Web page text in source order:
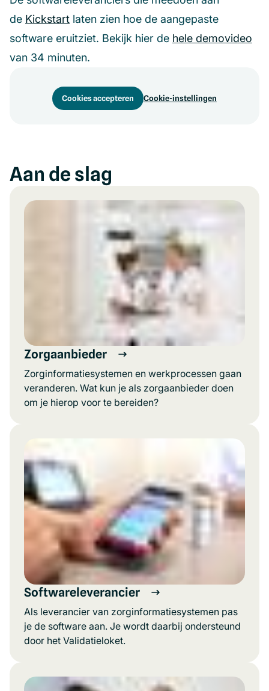
de Kickstart laten zien hoe de aangepaste
software eruitziet. Bekijk hier de hele demovideo
van 34 minuten.
Cookies accepteren Cookie-instellingen
Aan de slag
Zorgaanbieder
Zorginformatiesystemen en werkprocessen gaan
veranderen. Wat kun je als zorgaanbieder doen
om je hierop voor te bereiden?
Softwareleverancier
Als leverancier van zorginformatiesystemen pas
je de software aan. Je wordt daarbij ondersteund
door het Validatieloket.